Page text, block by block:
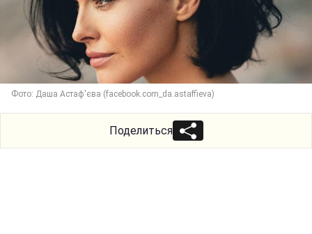
Фото: Даша Астаф'єва (facebook.com_da.astaffieva)
Поделиться